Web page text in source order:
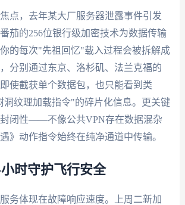
点，去年某大厂服务器泄露事件引发
茄的256位银行级加密技术为数据传输
的每次"先祖回忆"载入过程会被拆解成
分别通过东京、洛杉矶、法兰克福的
使截获单个数据包，也只能看到类
洞纹理加载指令"的碎片化信息。更关键
闭性——不像公共VPN存在数据混杂
》动作指令始终在纯净通道中传输。
时守护飞行安全
务体现在故障响应速度。上周二新加